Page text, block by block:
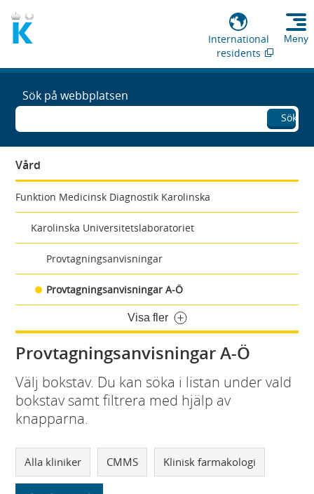
International
residents
Meny
Sök på webbplatsen
Sök
Vård
Funktion Medicinsk Diagnostik Karolinska
Karolinska Universitetslaboratoriet
Provtagningsanvisningar
Provtagningsanvisningar A-Ö
Visa fler
Provtagningsanvisningar A-Ö
Välj bokstav. Du kan söka i listan under vald
bokstav samt filtrera med hjälp av
knapparna.
Alla kliniker CMMS Klinisk farmakologi